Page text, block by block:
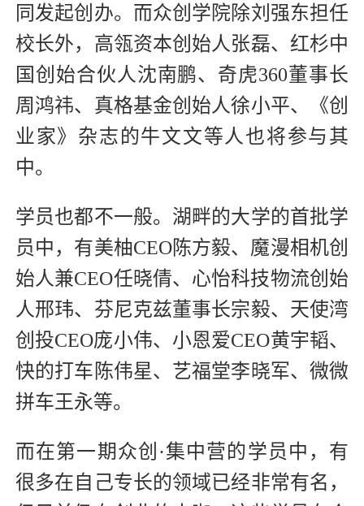
同发起创办。而众创学院除刘强东担任
校长外，高瓴资本创始人张磊、红杉中
国创始合伙人沈南鹏、奇虎360董事长
周鸿祎、真格基金创始人徐小平、《创
业家》杂志的牛文文等人也将参与其
中。
学员也都不一般。湖畔的大学的首批学
员中，有美柚CEO陈方毅、魔漫相机创
始人兼CEO任晓倩、心怡科技物流创始
人邢玮、芬尼克兹董事长宗毅、天使湾
创投CEO庞小伟、小恩爱CEO黄宇韬、
快的打车陈伟星、艺福堂李晓军、微微
拼车王永等。
而在第一期众创·集中营的学员中，有
很多在自己专长的领域已经非常有名，